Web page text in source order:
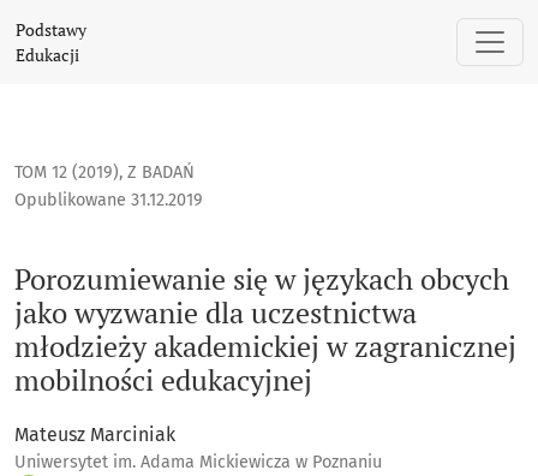
Porozumiewanie się w językach obcych jako wyzwanie
Podstawy
Edukacji
TOM 12 (2019), Z BADAŃ
Porozumiewanie się w językach obcych
jako wyzwanie dla uczestnictwa
młodzieży akademickiej w zagranicznej
mobilności edukacyjnej
Opublikowane 31.12.2019
Mateusz Marciniak
Uniwersytet im. Adama Mickiewicza w Poznaniu